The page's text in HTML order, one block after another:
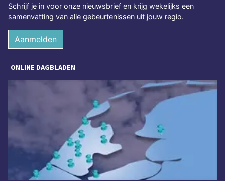
Schrijf je in voor onze nieuwsbrief en krijg wekelijks een
samenvatting van alle gebeurtenissen uit jouw regio.
Aanmelden
ONLINE DAGBLADEN